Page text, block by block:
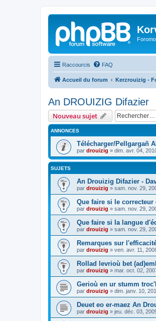
Raccourcis FAQ
Accueil du forum Kerzrouizig -
An DROUIZIG Difazier
Nouveau sujet
ANNONCES
Télécharger/Pellgargañ
par drouizig » dim. avr. 04,
SUJETS
An Drouizig Difazier -
par drouizig » sam. nov. 29,
Que faire si le
par drouizig » sam. nov. 29,
Que faire si la langue
par drouizig » sam. nov. 29,
Remarques sur
par drouizig » ven. avr. 11,
Rollad levrioù bet
par drouizig » mar. oct. 02,
Gerioù en ur stumm
par drouizig » dim. janv. 10,
Deuet eo er-maez An
par drouizig » jeu. déc. 03,